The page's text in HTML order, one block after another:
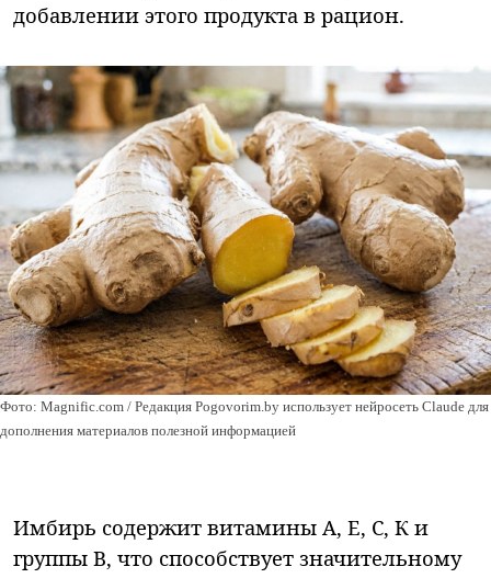
добавлении этого продукта в рацион.
Фото: Magnific.com / Редакция Pogovorim.by использует нейросеть Claude для
дополнения материалов полезной информацией
Имбирь содержит витамины А, Е, С, К и
группы В, что способствует значительному